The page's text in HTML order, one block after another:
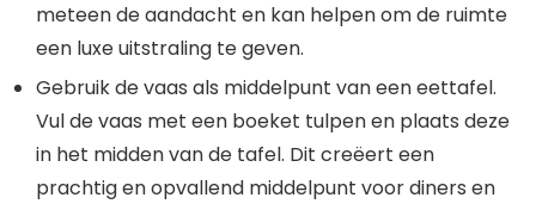
meteen de aandacht en kan helpen om de ruimte
een luxe uitstraling te geven.
Gebruik de vaas als middelpunt van een eettafel.
Vul de vaas met een boeket tulpen en plaats deze
in het midden van de tafel. Dit creëert een
prachtig en opvallend middelpunt voor diners en